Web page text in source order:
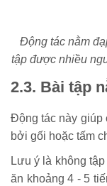
Động tác nằm
tập được nhiều
2.3. Bài tập
Động tác này
bởi gối hoặc tấm
Lưu ý là không
ăn khoảng 4 - 5